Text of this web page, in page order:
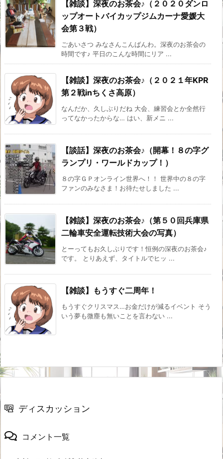
【雑談】深夜のお茶会♪（２０２０ダンロ
ップオートバイカップジムカーナ愛媛大
会第３戦）
ごあいさつ みなさんこんばんわ。深夜のお茶会の
時間です♪ 平日のこんな時間にリア ...
【雑談】深夜のお茶会♪（２０２１年KPR
第２戦inちくさ高原）
なんだか、久しぶりだね 大会、練習会とか全然行
ってなかったからな… はい、新メニ ...
【談話】深夜のお茶会♪（開幕！８の字グ
ランプリ・ワールドカップ！）
８の字ＧＰオンライン世界へ！！ 世界中の８の字
ファンのみなさま！お待たせしました ...
【雑談】深夜のお茶会♪（第５０回兵庫県
二輪車安全運転技術大会の写真）
とーってもお久しぶりです！恒例の深夜のお茶会♪
です。 とりあえず、タイトルでヒッ ...
【雑談】もうすぐ二周年！
もうすぐクリスマス…お金だけが減るイベント そう
いう夢も微塵も無いことを言わない ...
ディスカッション
コメント一覧